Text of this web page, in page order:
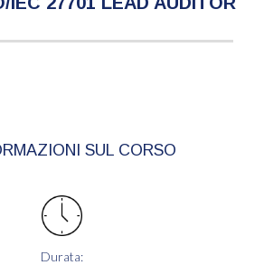
SUL CORSO
Durata: